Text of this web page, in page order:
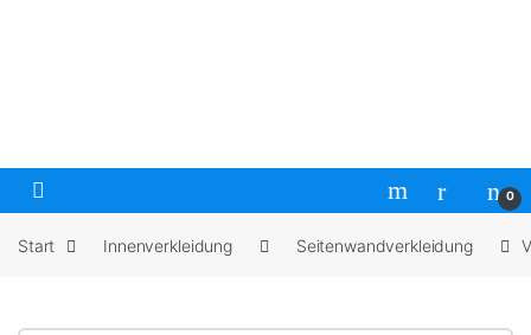
Open 0
Start Innenverkleidung Seitenwandverkleidung